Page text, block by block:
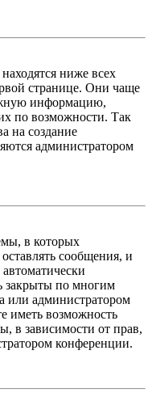
ниже всех
странице. Они чаще
информацию,
по возможности. Так
на создание
администратором
в которых
сообщения, и
закрыты по многим
или администратором
иметь возможность
в зависимости от прав,
конференции.